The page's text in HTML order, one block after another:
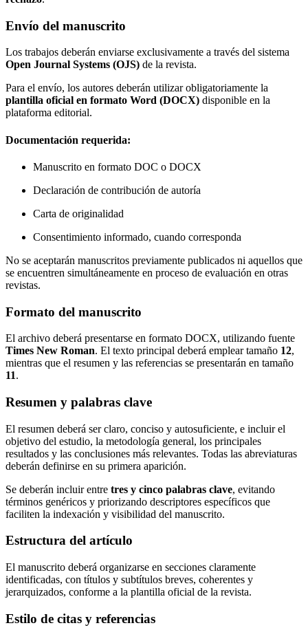
Envío del manuscrito
Los trabajos deberán enviarse exclusivamente a través del sistema
Open Journal Systems (OJS) de la revista.
Para el envío, los autores deberán utilizar obligatoriamente la
plantilla oficial en formato Word (DOCX) disponible en la
plataforma editorial.
Documentación requerida:
Manuscrito en formato DOC o DOCX
Declaración de contribución de autoría
Carta de originalidad
Consentimiento informado, cuando corresponda
No se aceptarán manuscritos previamente publicados ni aquellos que
se encuentren simultáneamente en proceso de evaluación en otras
revistas.
Formato del manuscrito
El archivo deberá presentarse en formato DOCX, utilizando fuente
Times New Roman. El texto principal deberá emplear tamaño 12,
mientras que el resumen y las referencias se presentarán en tamaño
11.
Resumen y palabras clave
El resumen deberá ser claro, conciso y autosuficiente, e incluir el
objetivo del estudio, la metodología general, los principales
resultados y las conclusiones más relevantes. Todas las abreviaturas
deberán definirse en su primera aparición.
Se deberán incluir entre tres y cinco palabras clave, evitando
términos genéricos y priorizando descriptores específicos que
faciliten la indexación y visibilidad del manuscrito.
Estructura del artículo
El manuscrito deberá organizarse en secciones claramente
identificadas, con títulos y subtítulos breves, coherentes y
jerarquizados, conforme a la plantilla oficial de la revista.
Estilo de citas y referencias